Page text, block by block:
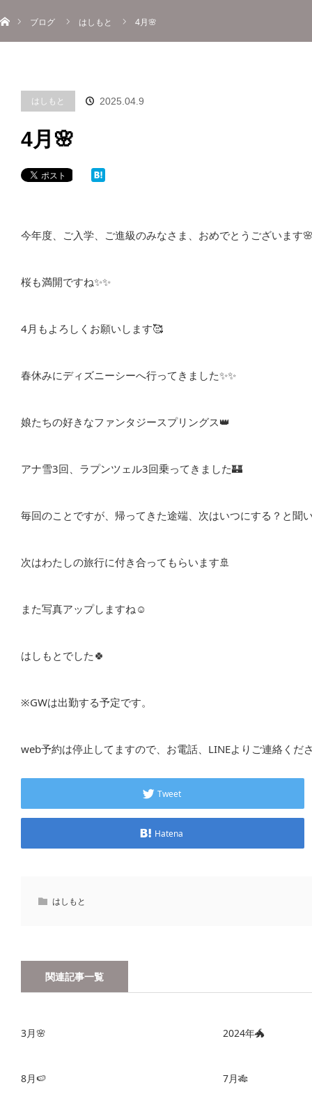
menu
About
Information
ご予約
ブログ
はしもと 4月🌸
はしもと 2025.04.9
4月🌸
今年度、ご入学、ご進級のみなさま、おめでとうございます
桜も満開ですね✨✨
4月もよろしくお願いします🥰
春休みにディズニーシーへ行ってきました✨✨
娘たちの好きなファンタジースプリングス👑
アナ雪3回、ラプンツェル3回乗ってきました🏰
毎回のことですが、帰ってきた途端、次はいつにする？と聞
次はわたしの旅行に付き合ってもらいます🚢
また写真アップしますね☺️
はしもとでした🍀
※GWは出勤する予定です。
web予約は停止してますので、お電話、LINEよりご連絡くださ
Tweet
Hatena
はしもと
関連記事一覧
3月🌸 2024年🐲
8月🍉 7月🎋